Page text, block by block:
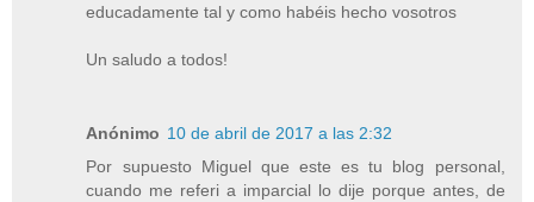
educadamente tal y como habéis hecho vosotros
Un saludo a todos!
Anónimo 10 de abril de 2017 a las 2:32
Por supuesto Miguel que este es tu blog personal,
cuando me referi a imparcial lo dije porque antes, de